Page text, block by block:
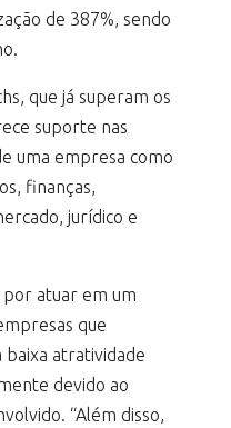
de 387%, sendo
que já superam os
suporte nas
uma empresa como
finanças,
jurídico e
por atuar em um
que
atratividade
devido ao
“Além disso,